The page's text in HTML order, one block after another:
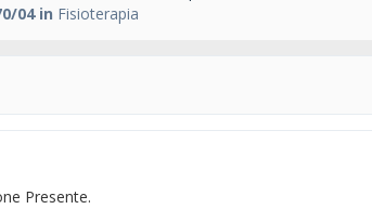
04 in Fisioterapia
Presente.